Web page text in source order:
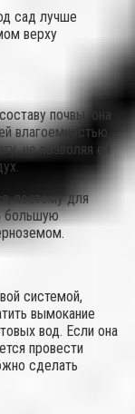
сад лучше
верху
почвы: она
влагоемкостью
не позволяя ей
поэтому для
большую
системой,
вымокание
вод. Если она
провести
сделать